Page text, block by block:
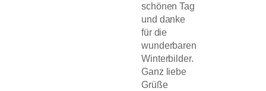
schönen Tag
und danke
für die
wunderbaren
Winterbilder.
Ganz liebe
Grüße